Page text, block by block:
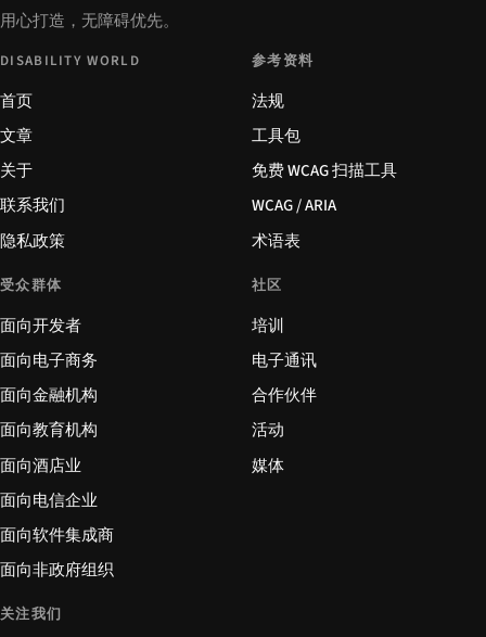
用心打造，无障碍优先。
DISABILITY WORLD
首页
文章
关于
联系我们
隐私政策
参考资料
法规
工具包
免费 WCAG 扫描工具
WCAG / ARIA
术语表
受众群体
面向开发者
面向电子商务
面向金融机构
面向教育机构
面向酒店业
面向电信企业
面向软件集成商
面向非政府组织
社区
培训
电子通讯
合作伙伴
活动
媒体
关注我们